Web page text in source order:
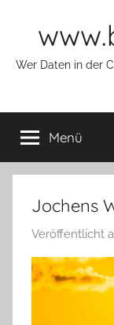
Wer Daten in der
Menü
Jochens
Veröffentlicht